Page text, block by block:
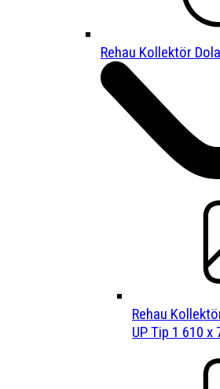
Rehau Kollektör
Rehau
UP Tip 1 610 x